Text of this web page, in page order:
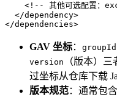
<!-- 其他可选配置：
</dependency>
</dependencies>
GAV 坐标： groupId
version
（版本）
过坐标从仓库下载
版本规范：通常包